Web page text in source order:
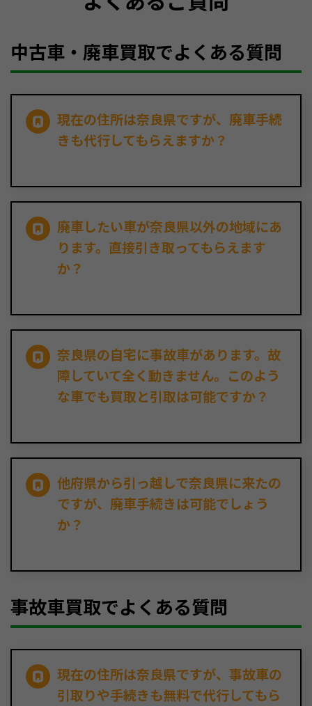
中古車・廃車買取でよくある質問
現在の住所は奈良県ですが、廃車手続
きも代行してもらえますか？
廃車したい車が奈良県以外の地域にあ
ります。直接引き取ってもらえます
か？
奈良県の自宅に事故車があります。故
障していて全く動きません。このよう
な車でも買取と引取は可能ですか？
他府県から引っ越しで奈良県に来たの
ですが、廃車手続きは可能でしょう
か？
事故車買取でよくある質問
現在の住所は奈良県ですが、事故車の
引取りや手続きも無料で代行してもら